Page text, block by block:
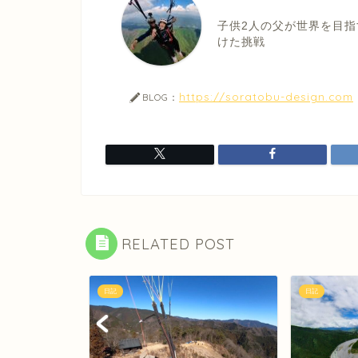
子供2人の父が世界を目
けた挑戦
BLOG： https://soratobu-design.com
RELATED POST
日記 日記